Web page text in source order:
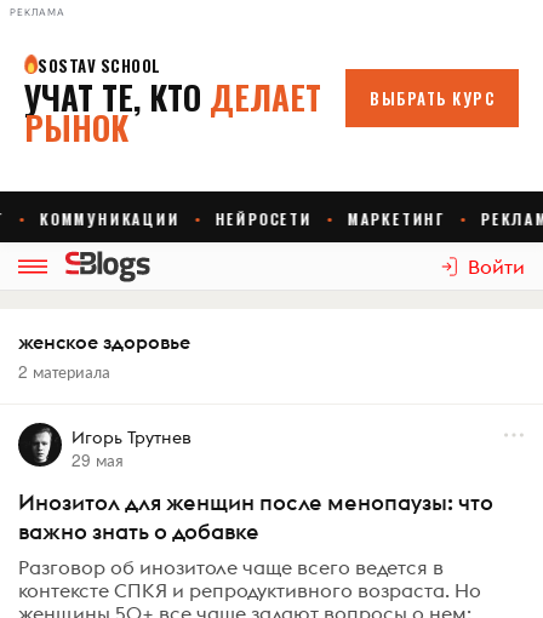
РЕКЛАМА
Войти
женское здоровье
2 материала
Игорь Трутнев
29 мая
Инозитол для женщин после менопаузы: что
важно знать о добавке
Разговор об инозитоле чаще всего ведется в
контексте СПКЯ и репродуктивного возраста. Но
женщины 50+ все чаще задают вопросы о нем: